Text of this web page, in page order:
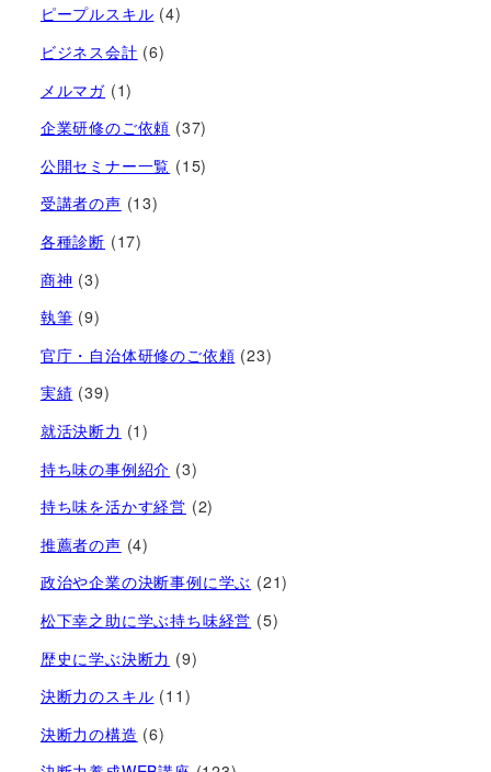
ピープルスキル (4)
ビジネス会計 (6)
メルマガ (1)
企業研修のご依頼 (37)
公開セミナー一覧 (15)
受講者の声 (13)
各種診断 (17)
商神 (3)
執筆 (9)
官庁・自治体研修のご依頼 (23)
実績 (39)
就活決断力 (1)
持ち味の事例紹介 (3)
持ち味を活かす経営​ (2)
推薦者の声 (4)
政治や企業の決断事例に学ぶ (21)
松下幸之助に学ぶ持ち味経営 (5)
歴史に学ぶ決断力 (9)
決断力のスキル (11)
決断力の構造 (6)